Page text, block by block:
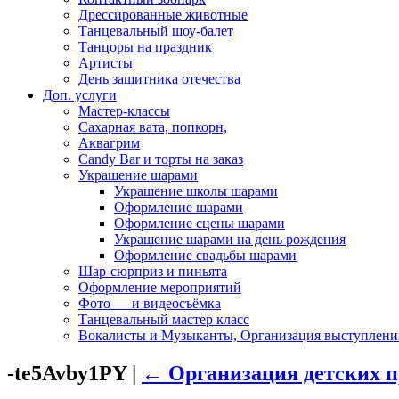
Дрессированные животные
Танцевальный шоу-балет
Танцоры на праздник
Артисты
День защитника отечества
Доп. услуги
Мастер-классы
Сахарная вата, попкорн,
Аквагрим
Candy Bar и торты на заказ
Украшение шарами
Украшение школы шарами
Оформление шарами
Оформление сцены шарами
Украшение шарами на день рождения
Оформление свадьбы шарами
Шар-сюрприз и пиньята
Оформление мероприятий
Фото — и видеосъёмка
Танцевальный мастер класс
Вокалисты и Музыканты, Организация
-te5Avby1PY | ← Организация детских